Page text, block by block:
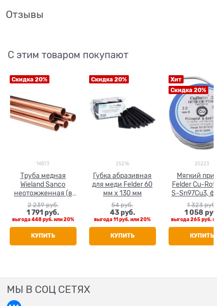
Отзывы
С этим товаром покупают
Скидка 20%
14873
Труба медная
Wieland Sanco
неотожженная (в
штанге 5 м) 28 x 1.0
2 239 руб.
1 791 руб.
выгода448 руб.или20%
КУПИТЬ
Скидка 20%
25216
Губка абразивная
для меди Felder 60
мм х 130 мм
54 руб.
43 руб.
выгода11 руб.или20%
КУПИТЬ
Хит
Скидка 20%
25223
Мягкий
Felder Cu-
S-Sn97Cu3, ф
100 гр.
1 323 руб.
1 058
выгода265 руб.
КУПИТЬ
МЫ В СОЦ СЕТЯХ